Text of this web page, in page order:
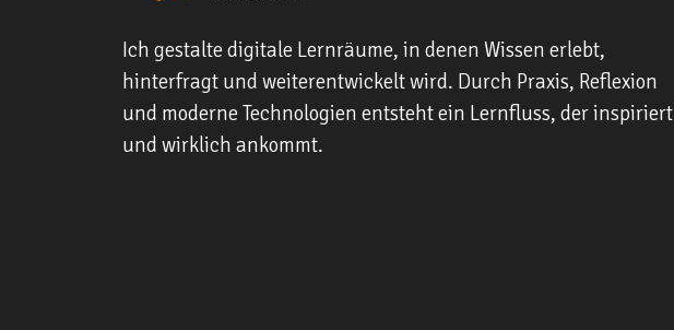
Ich gestalte digitale Lernräume, in denen Wissen erlebt,
hinterfragt und weiterentwickelt wird. Durch Praxis, Reflexion
und moderne Technologien entsteht ein Lernfluss, der inspiriert
und wirklich ankommt.